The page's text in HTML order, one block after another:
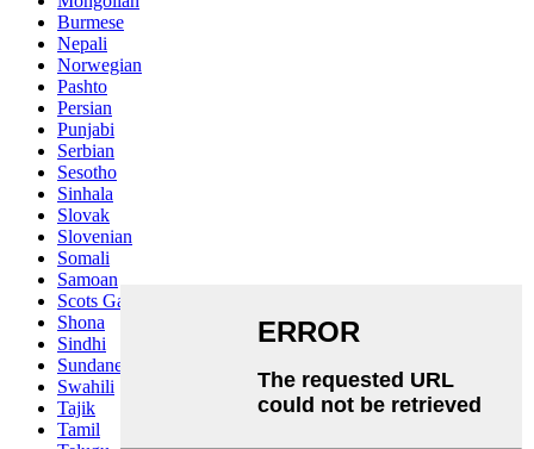
Burmese
Nepali
Norwegian
Pashto
Persian
Punjabi
Serbian
Sesotho
Sinhala
Slovak
Slovenian
Somali
Samoan
Scots Gaelic
Shona
Sindhi
Sundanese
Swahili
Tajik
Tamil